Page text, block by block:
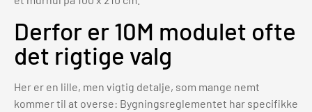
Derfor er 10M modulet ofte
det rigtige valg
Her er en lille, men vigtig detalje, som mange nemt
kommer til at overse: Bygningsreglementet har specifikke